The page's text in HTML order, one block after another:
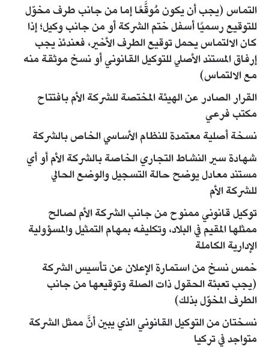
التماس (يجب أن يكون مُوقَّعًا إما من جانب طرف مخوّل
للتوقيع رسميًا أسفل ختم الشركة أو من جانب وكيل؛ إذا
كان الالتماس يحمل توقيع الطرف الأخير، فعندئذ يجب
إرفاق المستند الأصلي للتوكيل القانوني أو نسخ موثقة منه
مع الالتماس)
القرار الصادر عن الهيئة المختصة للشركة الأم بافتتاح
مكتب فرعي
نسخة أصلية معتمدة للنظام الأساسي الخاص بالشركة
شهادة سير النشاط التجاري الخاصة بالشركة الأم أو أي
مستند معادل يوضح حالة التسجيل والوضع الحالي
للشركة الأم
توكيل قانوني ممنوح من جانب الشركة الأم لصالح
ممثلها المقيم في البلاد، وتكليفه بمهام التمثيل والمسؤولية
الإدارية الكاملة
خمس نسخ من استمارة الإعلان عن تأسيس الشركة
(يجب تعبئة الحقول ذات الصلة وتوقيعها من جانب
الطرف المخوّل بذلك)
نسختان من التوكيل القانوني الذي يبين أنَّ ممثل الشركة
متواجد في تركيا